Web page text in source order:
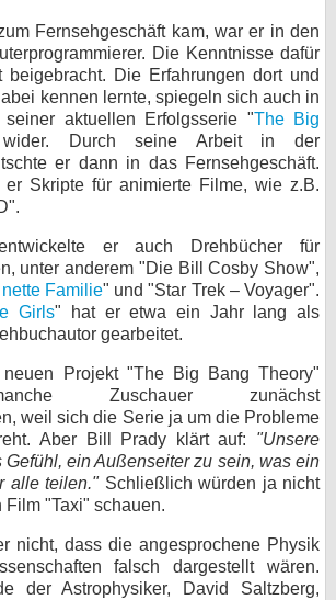
Fernsehgeschäft kam, war er in den
Die Kenntnisse dafür
beigebracht. Die Erfahrungen dort und
kennen lernte, spiegeln sich auch in
seiner aktuellen Erfolgsserie "The Big
Durch seine Arbeit in der
er dann in das Fernsehgeschäft.
er Skripte für animierte Filme, wie z.B.
er auch Drehbücher für
unter anderem "Die Bill Cosby Show",
Familie" und "Star Trek – Voyager".
Girls" hat er etwa ein Jahr lang als
gearbeitet.
Projekt "The Big Bang Theory"
Zuschauer zunächst
weil sich die Serie ja um die Probleme
Aber Bill Prady klärt auf: "Unsere
Gefühl, ein Außenseiter zu sein, was ein
alle teilen."Schließlich würden ja nicht
Film "Taxi" schauen.
nicht, dass die angesprochene Physik
falsch dargestellt wären.
der Astrophysiker, David Saltzberg,
Specials
SERVICE
Gewinnspiele
Forum
bei X
bei Facebook
Kontakt
Datenschutz
Cookie-Einstellungen
Impressum
Desktop-Ansicht
myFanbase